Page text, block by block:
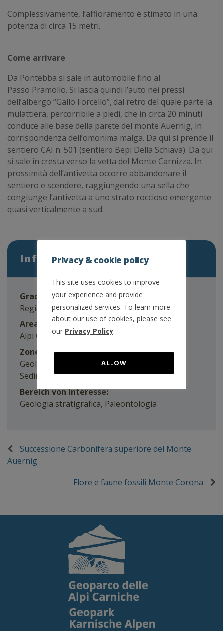
Complessivamente, l’affioramento è stimato in una
potenza di circa 15 metri.
Come arrivare
Da Pontebba si sale in automobile fino al
Passo Pramollo. Si lascia quindi l’auto nei pressi
dell’albergo “Gallo Forcello”, dal retro del quale parte la
mulattiera, percorribile a piedi, che in circa 20 minuti
conduce alle base della parete del monte Auernig, in
corrispondenza dell’omonima malga. Da qui si prende il
sentiero CAI n. 501 (sentiero Bepi Della Schiava). Da qui
si sale in cresta verso la vetta del Monte Carnizza. In
prossimità dell’antivetta occorre abbandonare il
sentiero e scendere, raggiungendo una sella che
congiunge l’antivetta a uno strato roccioso emergente
quasi verticalmente a sud.
Information
Grado di interesse(de):
Regionale(de)
Area(de):
Alpi Carniche Orientali(de)
Zone:
Geologia stratigrafica, Paleontologia,
Sedimentologia
Bereich von Interesse:
Geologia stratigrafica, Paleontologia
Successione Carbonifera superiore del Monte
Auernig
Flore e faune fossili Monte Corona
Privacy & cookie policy
This site uses cookies to improve
your experience and provide
personalized services. To learn more
about our use of cookies, please see
our Privacy Policy.
ALLOW